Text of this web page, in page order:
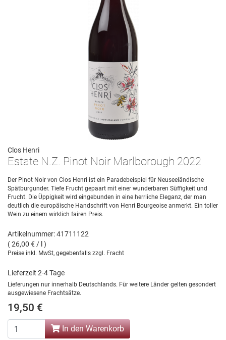
Clos Henri
Estate N.Z. Pinot Noir Marlborough 2022
Der Pinot Noir von Clos Henri ist ein Paradebeispiel für Neuseeländische
Spätburgunder. Tiefe Frucht gepaart mit einer wunderbaren Süffigkeit und
Frucht. Die Üppigkeit wird eingebunden in eine herrliche Eleganz, der man
deutlich die europäische Handschrift von Henri Bourgeoise anmerkt. Ein toller
Wein zu einem wirklich fairen Preis.
Artikelnummer: 41711122
( 26,00 € / l )
Preise inkl. MwSt, gegebenfalls zzgl. Fracht
Lieferzeit 2-4 Tage
Lieferungen nur innerhalb Deutschlands. Für weitere Länder gelten gesondert
ausgewiesene Frachtsätze.
19,50 €
In den Warenkorb